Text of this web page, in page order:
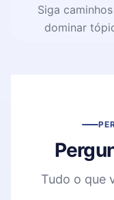
Siga
dominar
Tudo o que